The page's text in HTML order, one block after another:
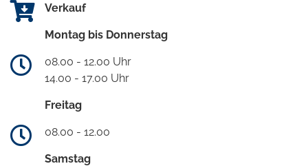
Verkauf
Montag bis Donnerstag
08.00 - 12.00 Uhr
14.00 - 17.00 Uhr
Freitag
08.00 - 12.00
Samstag